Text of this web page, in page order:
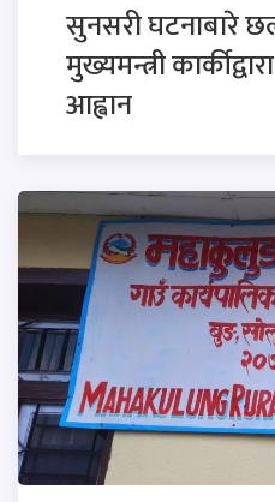
सुनसरी घटनाबारे
मुख्यमन्त्री
आह्वान